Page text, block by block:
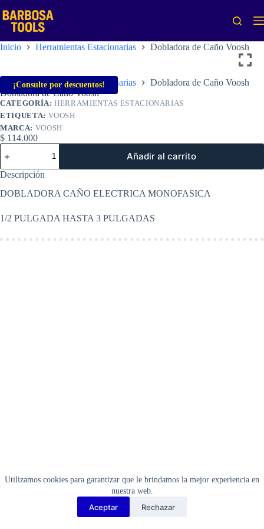
al
contenido
Utilizamos cookies para garantizar que le brindamos la mejor experiencia en
nuestra web.
Aceptar Rechazar
Inicio Herramientas Estacionarias Dobladora de Caño Voosh
¡Consulte por descuentos!
Inicio Herramientas Estacionarias
Dobladora de Caño Voosh
Dobladora de Caño Voosh
CATEGORÍA:HERRAMIENTAS ESTACIONARIAS
ETIQUETA: VOOSH
MARCA: VOOSH
$ 114.000
Dobladora
de
Caño
Voosh
Añadir al carrito
Descripción
DOBLADORA CAÑO ELECTRICA MONOFASICA
1/2 PULGADA HASTA 3 PULGADAS
Copyright Barbosa Tools©